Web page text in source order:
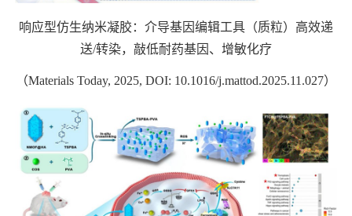
响应型仿生纳米凝胶：介导基因编辑工具（质粒）高效递
送/转染，敲低耐药基因、增敏化疗
（Materials Today, 2025, DOI: 10.1016/j.mattod.2025.11.027）